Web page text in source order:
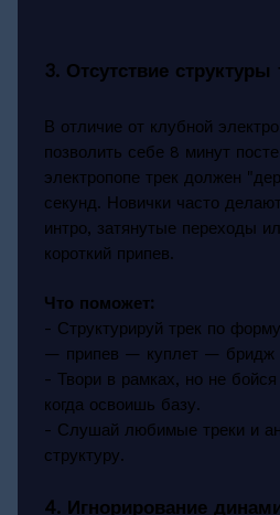
3. Отсутствие структуры
В отличие от клубной
позволить себе 8 минут
электропопе трек должен
секунд. Новички часто
интро, затянутые переходы
короткий припев.
Что поможет:
- Структурируй трек по
— припев — куплет — бридж
- Твори в рамках, но не бойся
когда освоишь базу.
- Слушай любимые треки и
структуру.
4. Игнорирование